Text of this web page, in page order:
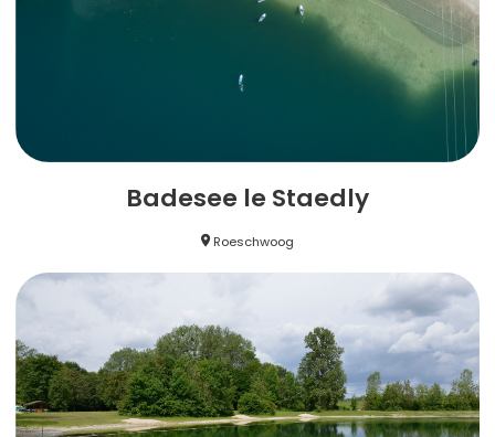
Badesee le Staedly
Roeschwoog